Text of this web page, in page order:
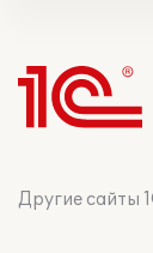
Другие сайты